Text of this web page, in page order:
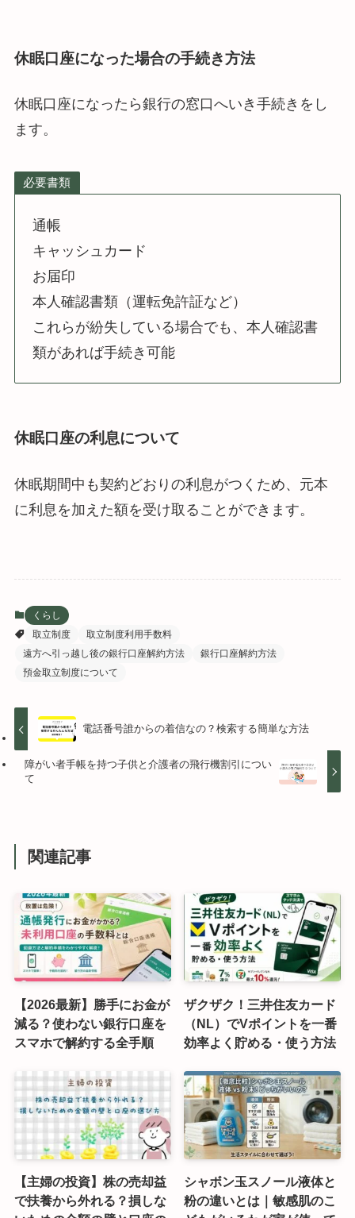
休眠口座になった場合の手続き方法
休眠口座になったら銀行の窓口へいき手続きをし
ます。
必要書類
通帳
キャッシュカード
お届印
本人確認書類（運転免許証など）
これらが紛失している場合でも、本人確認書
類があれば手続き可能
休眠口座の利息について
休眠期間中も契約どおりの利息がつくため、元本
に利息を加えた額を受け取ることができます。
くらし
取立制度
取立制度利用手数料
遠方へ引っ越し後の銀行口座解約方法
銀行口座解約方法
預金取立制度について
電話番号誰からの着信なの？検索する簡単な方法
障がい者手帳を持つ子供と介護者の飛行機割引につい
て
関連記事
【2026最新】勝手にお金が
減る？使わない銀行口座を
スマホで解約する全手順
ザクザク！三井住友カード
（NL）でVポイントを一番
効率よく貯める・使う方法
【主婦の投資】株の売却益
で扶養から外れる？損しな
シャボン玉スノール液体と
粉の違いとは｜敏感肌のこ